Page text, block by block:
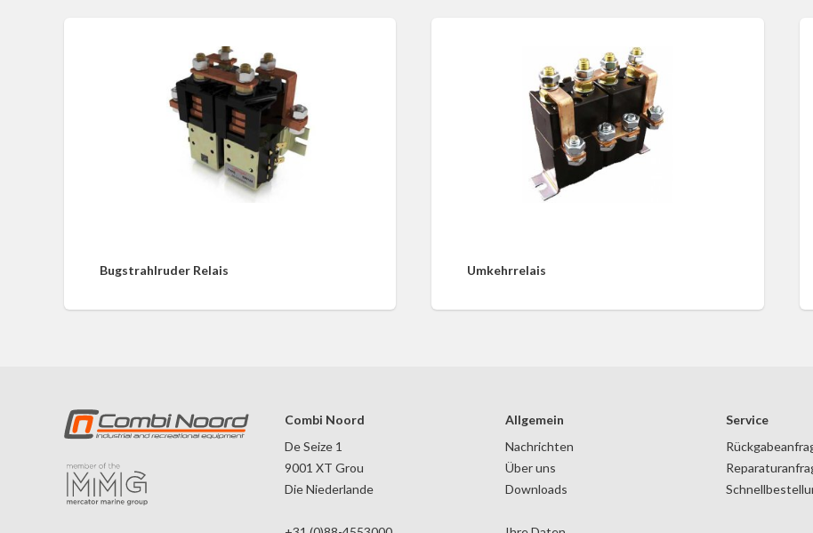
Bugstrahlruder Relais Umkehrrelais
Combi Noord
De Seize 1
9001 XT Grou
Die Niederlande
Allgemein
Nachrichten
Über uns
Downloads
Service